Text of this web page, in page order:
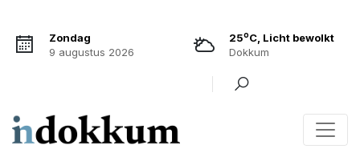
Zondag
9 augustus 2026
25oC, Licht bewolkt
Dokkum